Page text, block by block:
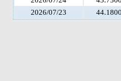
2026/07/23